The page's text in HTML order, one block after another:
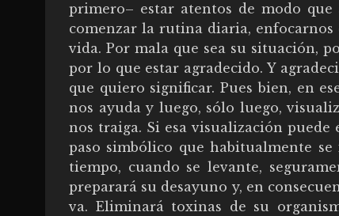
primero– estar atentos de modo
comenzar la rutina diaria, enfocarnos
vida. Por mala que sea su situación,
por lo que estar agradecido. Y
que quiero significar. Pues bien, en
nos ayuda y luego, sólo luego,
nos traiga. Si esa visualización
paso simbólico que habitualmente
tiempo, cuando se levante,
preparará su desayuno y, en
va. Eliminará toxinas de su